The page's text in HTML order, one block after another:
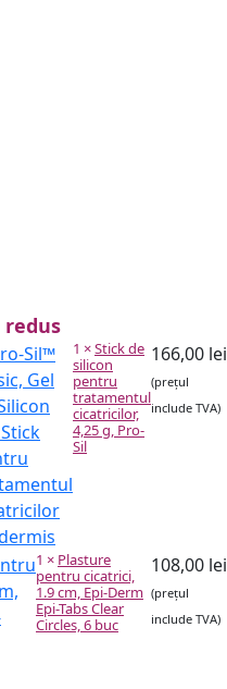
1 ×Stick de
silicon
pentru
tratamentul
cicatricilor,
4,25 g, Pro-
Sil
166,00 lei
(prețul
include TVA)
1 × Plasture
pentru cicatrici,
1.9 cm, Epi-Derm
Epi-Tabs Clear
Circles, 6 buc
108,00 lei
(prețul
include TVA)